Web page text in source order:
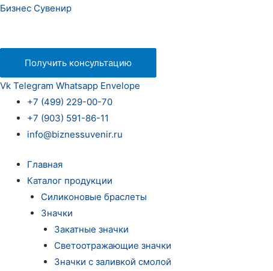
Бизнес Сувенир
Получить консультацию
Vk Telegram Whatsapp Envelope
+7 (499) 229-00-70
+7 (903) 591-86-11
info@biznessuvenir.ru
Главная
Каталог продукции
Силиконовые браслеты
Значки
Закатные значки
Светоотражающие значки
Значки с заливкой смолой